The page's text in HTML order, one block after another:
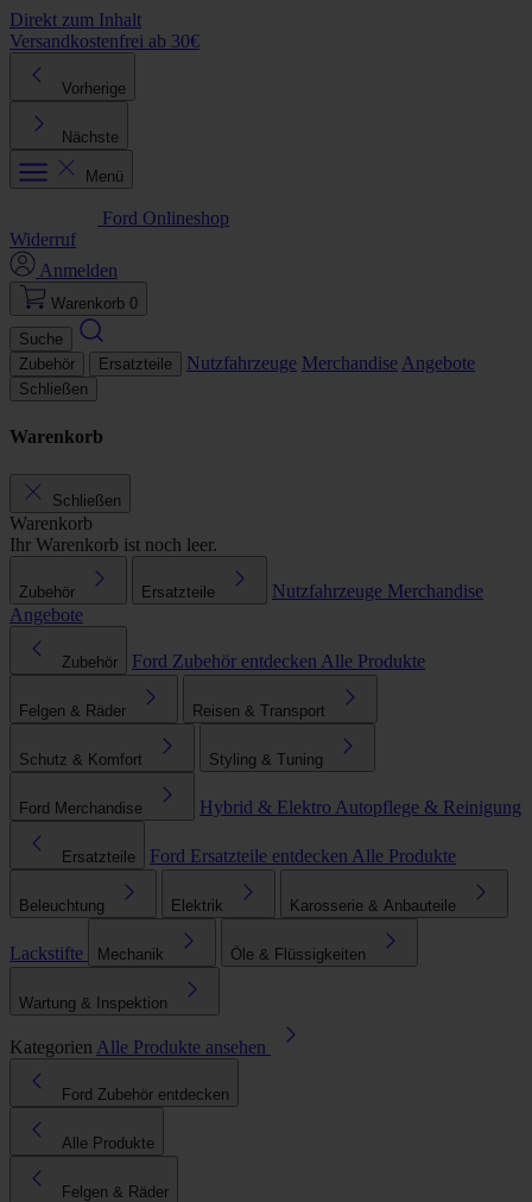
Direkt zum Inhalt
Versandkostenfrei ab 30€
Vorherige
Nächste
Menü
Ford Onlineshop
Widerruf
Anmelden
Warenkorb 0
Suche
Zubehör
Ersatzteile Nutzfahrzeuge Merchandise Angebote
Schließen
Warenkorb
Schließen
Warenkorb
Ihr Warenkorb ist noch leer.
Zubehör Ersatzteile Nutzfahrzeuge Merchandise
Angebote
Zubehör Ford Zubehör entdecken Alle Produkte
Felgen & Räder Reisen & Transport
Schutz & Komfort Styling & Tuning
Ford Merchandise Hybrid & Elektro Autopflege & Reinigung
Ersatzteile Ford Ersatzteile entdecken Alle Produkte
Beleuchtung Elektrik Karosserie & Anbauteile
Lackstifte Mechanik Öle & Flüssigkeiten
Wartung & Inspektion
Kategorien Alle Produkte ansehen
Ford Zubehör entdecken
Alle Produkte
Felgen & Räder